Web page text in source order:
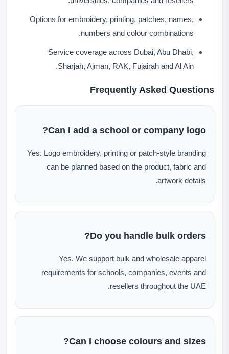
Options for embroidery, printing, patches, names,
numbers and colour combinations.
Service coverage across Dubai, Abu Dhabi,
Sharjah, Ajman, RAK, Fujairah and Al Ain.
Frequently Asked Questions
Can I add a school or company logo?
Yes. Logo embroidery, printing or patch-style branding
can be planned based on the product, fabric and
artwork details.
Do you handle bulk orders?
Yes. We support bulk and wholesale apparel
requirements for schools, companies, events and
resellers throughout the UAE.
Can I choose colours and sizes?